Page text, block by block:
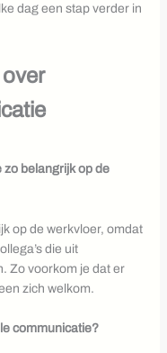
dag een stap verder in
belangrijk op de
op de werkvloer, omdat
die uit
Zo voorkom je dat er
zich welkom.
communicatie?